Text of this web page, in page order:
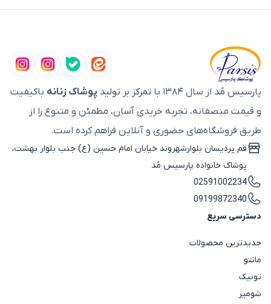
پارسیس مُد از سال ۱۳۸۴ با تمرکز بر تولید پوشاک زنانه باکیفیت
و قیمت منصفانه، تجربه خریدی آسان، مطمئن و متنوع را از
طریق فروشگاه‌های حضوری و آنلاین فراهم کرده است.
قم پردیسان بلوارشهروند خیابان امام حسین (ع) جنب بلوار بهشت،
پوشاک خانواده پارسیس مُد
02591002234
09199872340
دسترسی سریع
جدیدترین محصولات
مانتو
تونیک
شومیز